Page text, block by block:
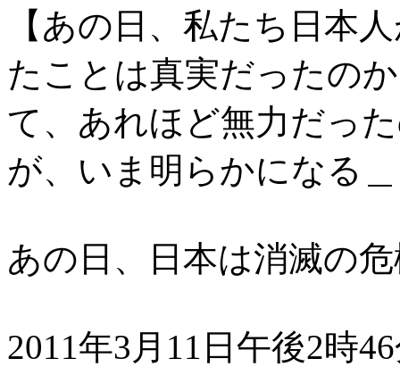
【あの日、私たち日本
たことは真実だったの
て、あれほど無力だっ
が、いま明らかになる
あの日、日本は消滅の
2011年3月11日午後2時